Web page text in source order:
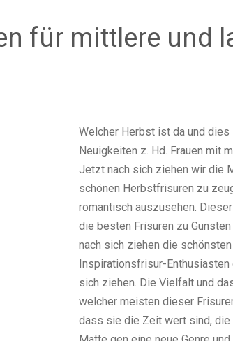
für mittlere und
Welcher Herbst ist da und dies
Neuigkeiten z. Hd. Frauen mit
Jetzt nach sich ziehen wir die
schönen Herbstfrisuren zu
romantisch auszusehen.
die besten Frisuren zu
nach sich ziehen die
Inspirationsfrisur-Enthusiasten
sich ziehen. Die Vielfalt und
welcher meisten dieser
dass sie die Zeit wert sind, die